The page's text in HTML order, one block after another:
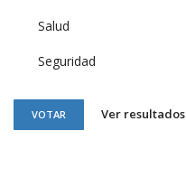
Salud
Seguridad
VOTAR Ver resultados